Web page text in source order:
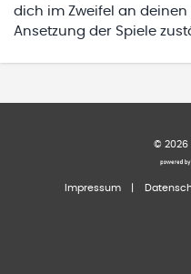
dich im Zweifel an
Ansetzung der Spiele
© 2026
Impressum